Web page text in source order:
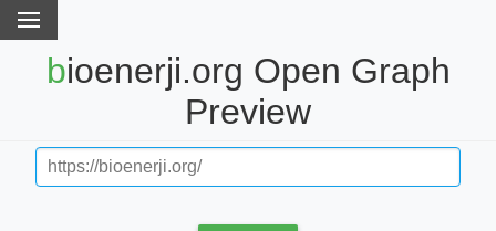
bioenerji.org Open Graph
Preview